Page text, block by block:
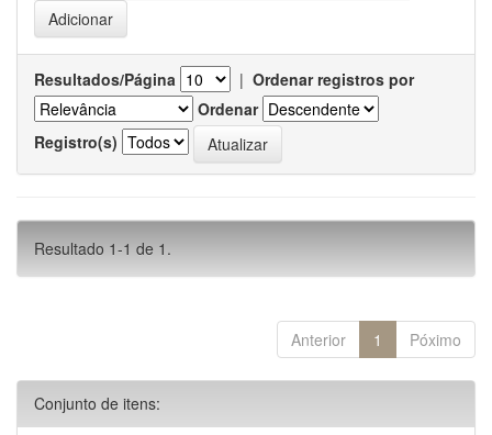
Resultados/Página | Ordenar registros por
Ordenar
Registro(s)
Resultado 1-1 de 1.
Anterior 1 Póximo
Conjunto de itens: